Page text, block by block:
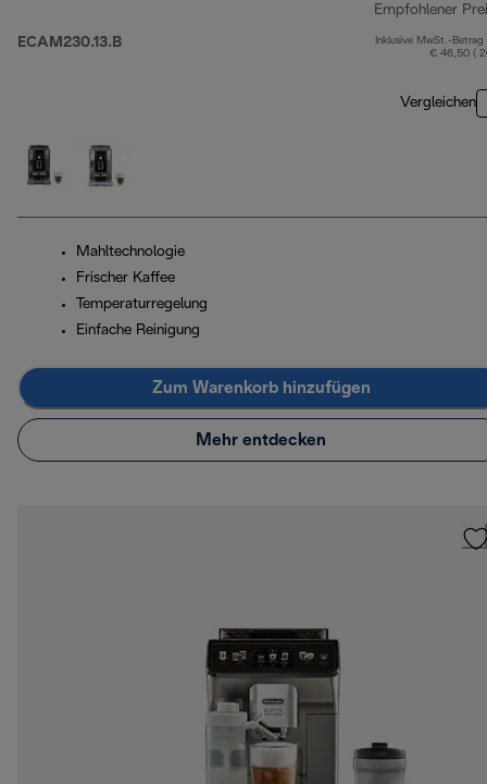
ECAM230.13.B
Empfohlener
Inklusive MwSt.-Betrag
€ 46,50 (
Vergleichen
Mahltechnologie
Frischer Kaffee
Temperaturregelung
Einfache Reinigung
Zum Warenkorb hinzufügen
Mehr entdecken